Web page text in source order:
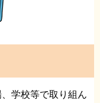
学校等で取り組ん